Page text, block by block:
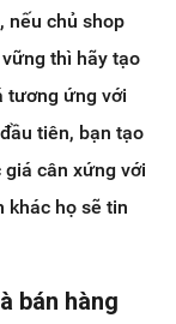
nếu chủ shop
thì hãy tạo
tương ứng với
tiên, bạn tạo
cân xứng với
khác họ sẽ tin
bán hàng